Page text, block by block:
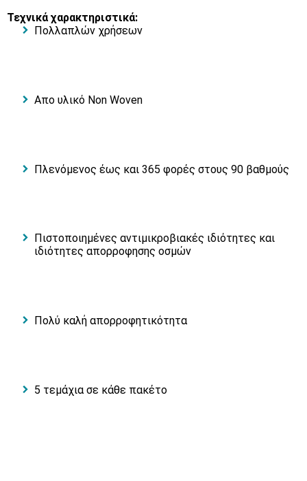
Τεχνικά χαρακτηριστικά:
Πολλαπλών χρήσεων
Απο υλικό Non Woven
Πλενόμενος έως και 365 φορές στους 90 βαθμούς
Πιστοποιημένες αντιμικροβιακές ιδιότητες και
ιδιότητες απορροφησης οσμών
Πολύ καλή απορροφητικότητα
5 τεμάχια σε κάθε πακέτο